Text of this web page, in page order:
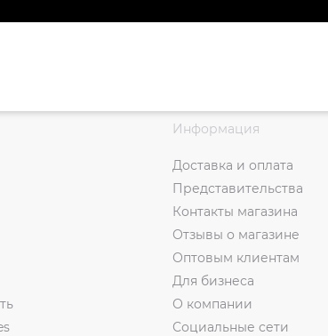
Информация
Доставка и оплата
Представительства
Контакты магазина
Отзывы о магазине
Оптовым клиентам
Для бизнеса
О компании
Социальные сети